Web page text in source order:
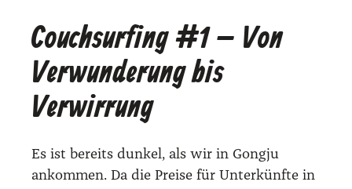
Couchsurfing #1 – Von
Verwunderung bis
Verwirrung
Es ist bereits dun­kel, als wir in Gongju
ankom­men. Da die Prei­se für Unter­künf­te in